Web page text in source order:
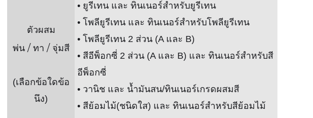
ตัวผสม
พ่น / ทา / จุ่มสี
(เลือกข้อใดข้อ
นึง)
• ยูรีเทน และ ทินเนอร์สำหรับยูรีเทน
• โพลียูรีเทน และ ทินเนอร์สำหรับโพลียูรีเทน
• โพลียูรีเทน 2 ส่วน (A และ B)
• สีอีพ็อกซี่ 2 ส่วน (A และ B) และ ทินเนอร์สำหรับสี
อีพ็อกซี่
• วานิช และ น้ำมันสน/ทินเนอร์เกรดผสมสี
• สีย้อมไม้(ชนิดใส) และ ทินเนอร์สำหรับสีย้อมไม้